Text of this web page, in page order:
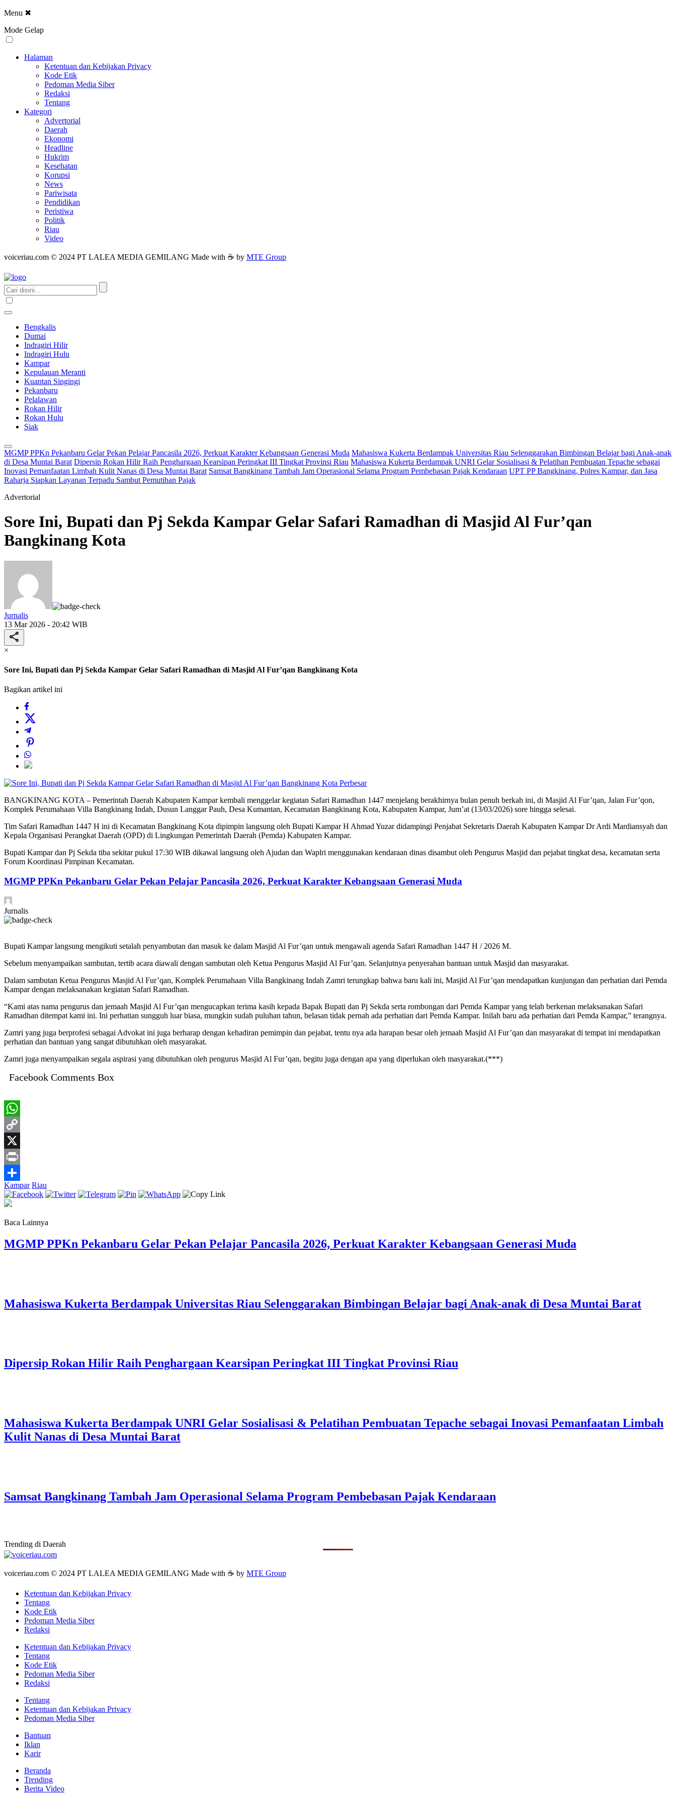
Menu ✖
Mode Gelap
Halaman
Ketentuan dan Kebijakan Privacy
Kode Etik
Pedoman Media Siber
Redaksi
Tentang
Kategori
Advertorial
Daerah
Ekonomi
Headline
Hukrim
Kesehatan
Korupsi
News
Pariwisata
Pendidikan
Peristiwa
Politik
Riau
Video
voiceriau.com © 2024 PT LALEA MEDIA GEMILANG Made with ☕ by MTE Group
Bengkalis
Dumai
Indragiri Hilir
Indragiri Hulu
Kampar
Kepulauan Meranti
Kuantan Singingi
Pekanbaru
Pelalawan
Rokan Hilir
Rokan Hulu
Siak
MGMP PPKn Pekanbaru Gelar Pekan Pelajar Pancasila 2026, Perkuat Karakter Kebangsaan Generasi Muda Mahasiswa Kukerta Berdampak Universitas Riau Selenggarakan Bimbingan Belajar bagi Anak-anak
di Desa Muntai Barat Dipersip Rokan Hilir Raih Penghargaan Kearsipan Peringkat III Tingkat Provinsi Riau Mahasiswa Kukerta Berdampak UNRI Gelar Sosialisasi & Pelatihan Pembuatan Tepache sebagai
Inovasi Pemanfaatan Limbah Kulit Nanas di Desa Muntai Barat Samsat Bangkinang Tambah Jam Operasional Selama Program Pembebasan Pajak Kendaraan UPT PP Bangkinang, Polres Kampar, dan Jasa
Raharja Siapkan Layanan Terpadu Sambut Pemutihan Pajak
Advertorial
Sore Ini, Bupati dan Pj Sekda Kampar Gelar Safari Ramadhan di Masjid Al Fur’qan
Bangkinang Kota
Jurnalis
13 Mar 2026 - 20:42 WIB
×
Sore Ini, Bupati dan Pj Sekda Kampar Gelar Safari Ramadhan di Masjid Al Fur’qan Bangkinang Kota
Bagikan artikel ini
Perbesar
BANGKINANG KOTA – Pemerintah Daerah Kabupaten Kampar kembali menggelar kegiatan Safari Ramadhan 1447 menjelang berakhirnya bulan penuh berkah ini, di Masjid Al Fur’qan, Jalan Fur’qon,
Komplek Perumahaan Villa Bangkinang Indah, Dusun Langgar Pauh, Desa Kumantan, Kecamatan Bangkinang Kota, Kabupaten Kampar, Jum’at (13/03/2026) sore hingga selesai.
Tim Safari Ramadhan 1447 H ini di Kecamatan Bangkinang Kota dipimpin langsung oleh Bupati Kampar H Ahmad Yuzar didampingi Penjabat Sekretaris Daerah Kabupaten Kampar Dr Ardi Mardiansyah dan
Kepala Organisasi Perangkat Daerah (OPD) di Lingkungan Pemerintah Daerah (Pemda) Kabupaten Kampar.
Bupati Kampar dan Pj Sekda tiba sekitar pukul 17:30 WIB dikawal langsung oleh Ajudan dan Waplri menggunakan kendaraan dinas disambut oleh Pengurus Masjid dan pejabat tingkat desa, kecamatan serta
Forum Koordinasi Pimpinan Kecamatan.
MGMP PPKn Pekanbaru Gelar Pekan Pelajar Pancasila 2026, Perkuat Karakter Kebangsaan Generasi Muda
Jurnalis
Bupati Kampar langsung mengikuti setalah penyambutan dan masuk ke dalam Masjid Al Fur’qan untuk mengawali agenda Safari Ramadhan 1447 H / 2026 M.
Sebelum menyampaikan sambutan, tertib acara diawali dengan sambutan oleh Ketua Pengurus Masjid Al Fur’qan. Selanjutnya penyerahan bantuan untuk Masjid dan masyarakat.
Dalam sambutan Ketua Pengurus Masjid Al Fur’qan, Komplek Perumahaan Villa Bangkinang Indah Zamri terungkap bahwa baru kali ini, Masjid Al Fur’qan mendapatkan kunjungan dan perhatian dari Pemda
Kampar dengan melaksanakan kegiatan Safari Ramadhan.
“Kami atas nama pengurus dan jemaah Masjid Al Fur’qan mengucapkan terima kasih kepada Bapak Bupati dan Pj Sekda serta rombongan dari Pemda Kampar yang telah berkenan melaksanakan Safari
Ramadhan ditempat kami ini. Ini perhatian sungguh luar biasa, mungkin sudah puluhan tahun, belasan tidak pernah ada perhatian dari Pemda Kampar. Inilah baru ada perhatian dari Pemda Kampar,” terangnya.
Zamri yang juga berprofesi sebagai Advokat ini juga berharap dengan kehadiran pemimpin dan pejabat, tentu nya ada harapan besar oleh jemaah Masjid Al Fur’qan dan masyarakat di tempat ini mendapatkan
perhatian dan bantuan yang sangat dibutuhkan oleh masyarakat.
Zamri juga menyampaikan segala aspirasi yang dibutuhkan oleh pengurus Masjid Al Fur’qan, begitu juga dengan apa yang diperlukan oleh masyarakat.(***)
Facebook Comments Box
WhatsApp
Copy
Link
X
Print
Share
Kampar Riau
Baca Lainnya
MGMP PPKn Pekanbaru Gelar Pekan Pelajar Pancasila 2026, Perkuat Karakter Kebangsaan Generasi Muda
Mahasiswa Kukerta Berdampak Universitas Riau Selenggarakan Bimbingan Belajar bagi Anak-anak di Desa Muntai Barat
Dipersip Rokan Hilir Raih Penghargaan Kearsipan Peringkat III Tingkat Provinsi Riau
Mahasiswa Kukerta Berdampak UNRI Gelar Sosialisasi & Pelatihan Pembuatan Tepache sebagai Inovasi Pemanfaatan Limbah
Kulit Nanas di Desa Muntai Barat
Samsat Bangkinang Tambah Jam Operasional Selama Program Pembebasan Pajak Kendaraan
Trending di Daerah
voiceriau.com © 2024 PT LALEA MEDIA GEMILANG Made with ☕ by MTE Group
Ketentuan dan Kebijakan Privacy
Tentang
Kode Etik
Pedoman Media Siber
Redaksi
Ketentuan dan Kebijakan Privacy
Tentang
Kode Etik
Pedoman Media Siber
Redaksi
Tentang
Ketentuan dan Kebijakan Privacy
Pedoman Media Siber
Bantuan
Iklan
Karir
Beranda
Trending
Berita Video